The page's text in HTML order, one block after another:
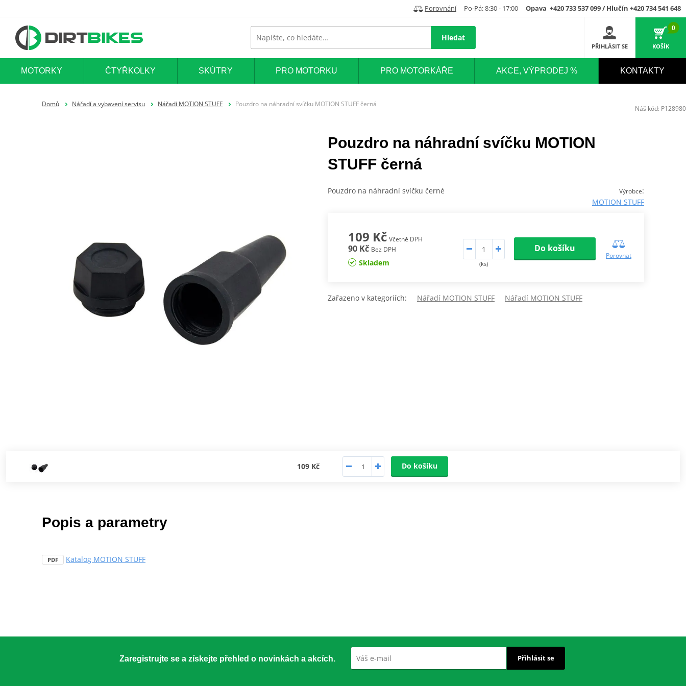
Porovnání Po-Pá: 8:30 - 17:00 Opava +420 733 537 099 / Hlučín +420 734 541 648
Hledat
PŘIHLÁSIT SE
0
KOŠÍK
MOTORKY ČTYŘKOLKY SKÚTRY PRO MOTORKU PRO MOTORKÁŘE AKCE, VÝPRODEJ % KONTAKTY
Domů Nářadí a vybavení servisu Nářadí MOTION STUFF Pouzdro na náhradní svíčku MOTION STUFF černá
Pouzdro na náhradní svíčku MOTION
STUFF černá
Výrobce:
MOTION STUFF
Pouzdro na náhradní svíčku černé
109 Kč Včetně DPH
90 Kč Bez DPH
Skladem (ks)
Do košíku
Porovnat
Zařazeno v kategoriích: Nářadí MOTION STUFF Nářadí MOTION STUFF
109 Kč Do košíku
Popis a parametry
PDF Katalog MOTION STUFF
Náš kód: P128980
Zaregistrujte se a získejte přehled o novinkách a akcích. Přihlásit se